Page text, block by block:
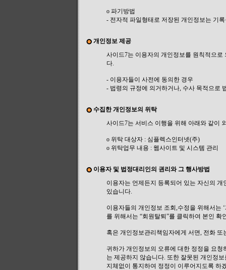
ο 파기방법
- 전자적 파일형태로 저장된 개인정보는 기
개인정보 제공
사이드7는 이용자의 개인정보를 원칙적으
다.
- 이용자들이 사전에 동의한 경우
- 법령의 규정에 의거하거나, 수사 목적으로
수집한 개인정보의 위탁
사이드7는 서비스 이행을 위해 아래와 같이
ο 위탁 대상자 : 심플렉스인터넷(주)
ο 위탁업무 내용 : 웹사이트 및 시스템 관리
이용자 및 법정대리인의 권리와 그 행사방법
이용자는 언제든지 등록되어 있는 자신의
있습니다.
이용자들의 개인정보 조회,수정을 위해서는
를 위해서는 “회원탈퇴”를 클릭하여 본인
혹은 개인정보관리책임자에게 서면, 전화
귀하가 개인정보의 오류에 대한 정정을 요
는 제공하지 않습니다. 또한 잘못된 개인정
지체없이 통지하여 정정이 이루어지도록 하